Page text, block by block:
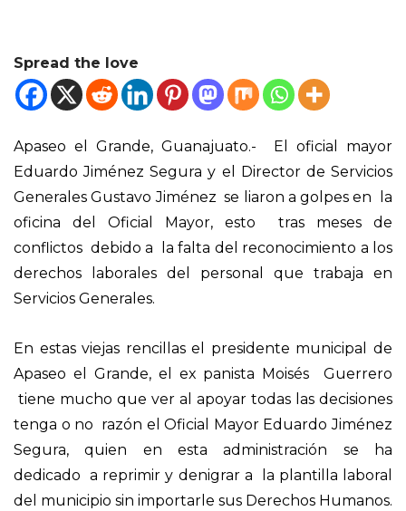
Spread the love
Apaseo el Grande, Guanajuato.- El oficial mayor
Eduardo Jiménez Segura y el Director de Servicios
Generales Gustavo Jiménez se liaron a golpes en la
oficina del Oficial Mayor, esto tras meses de
conflictos debido a la falta del reconocimiento a los
derechos laborales del personal que trabaja en
Servicios Generales.
En estas viejas rencillas el presidente municipal de
Apaseo el Grande, el ex panista Moisés Guerrero
tiene mucho que ver al apoyar todas las decisiones
tenga o no razón el Oficial Mayor Eduardo Jiménez
Segura, quien en esta administración se ha
dedicado a reprimir y denigrar a la plantilla laboral
del municipio sin importarle sus Derechos Humanos.